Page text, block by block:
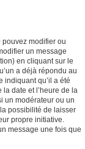
pouvez modifier ou
un message
en cliquant sur le
a déjà répondu au
indiquant qu’il a été
date et l’heure de la
un modérateur ou un
possibilité de laisser
propre initiative.
message une fois que